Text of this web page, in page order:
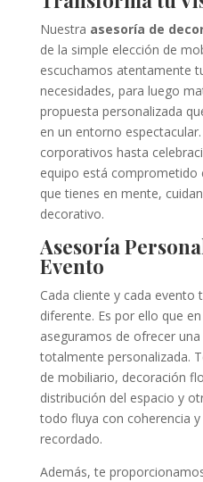
Nuestra asesoría de
de la simple elección de
escuchamos atentamente
necesidades, para luego
propuesta personalizada
en un entorno
corporativos hasta
equipo está comprometido
que tienes en mente,
decorativo.
Asesoría
Evento
Cada cliente y cada evento
diferente. Es por ello que en
aseguramos de ofrecer una
totalmente personalizada.
de mobiliario, decoración
distribución del espacio y
todo fluya con coherencia
recordado.
Además, te